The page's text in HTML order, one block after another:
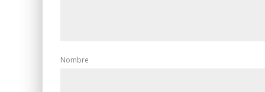
Nombre